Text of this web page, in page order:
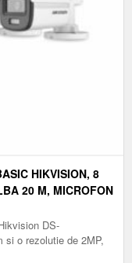
HIKVISION, 8
20 M, MICROFON
DS-
si o rezolutie de 2MP,